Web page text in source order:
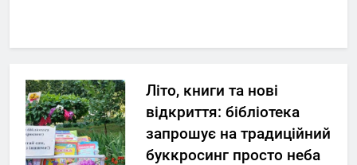
Літо, книги та нові
відкриття: бібліотека
запрошує на традиційний
буккросинг просто неба